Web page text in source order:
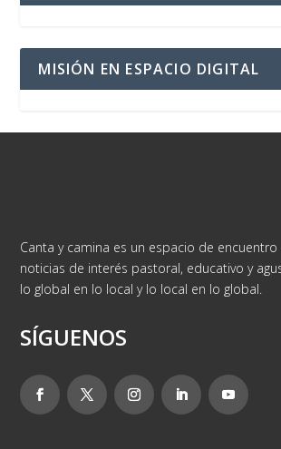
MISIÓN EN ESPACIO DIGITAL
Canta y camina es un espacio de
noticias de interés pastoral, educativo y
lo global en lo local y lo local en lo global.
SÍGUENOS